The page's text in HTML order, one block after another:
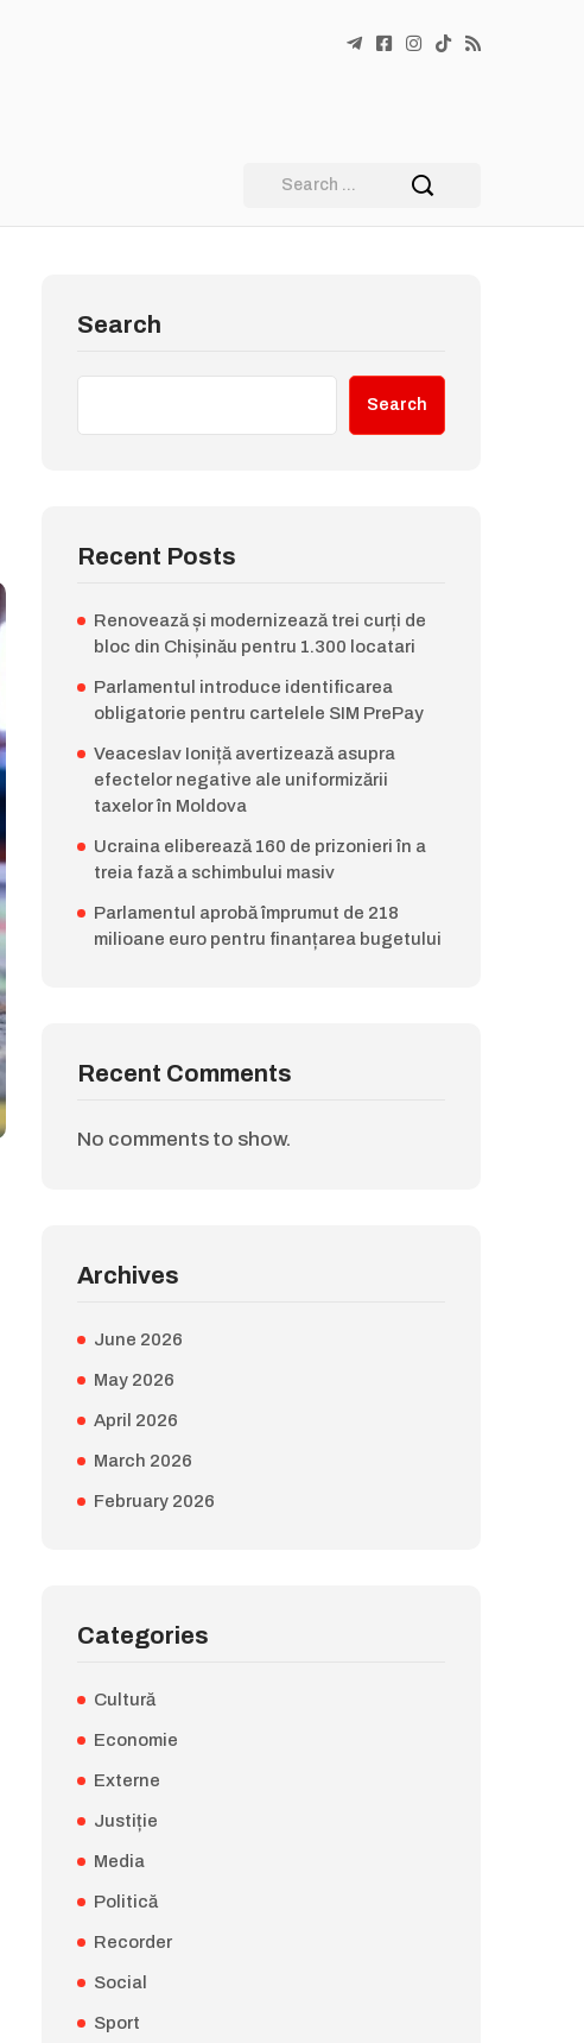
Search
Search
Recent Posts
Renovează și modernizează trei curți de
bloc din Chișinău pentru 1.300 locatari
Parlamentul introduce identificarea
obligatorie pentru cartelele SIM PrePay
Veaceslav Ioniță avertizează asupra
efectelor negative ale uniformizării
taxelor în Moldova
Ucraina eliberează 160 de prizonieri în a
treia fază a schimbului masiv
Parlamentul aprobă împrumut de 218
milioane euro pentru finanțarea bugetului
Recent Comments
No comments to show.
Archives
June 2026
May 2026
April 2026
March 2026
February 2026
Categories
Cultură
Economie
Externe
Justiție
Media
Politică
Recorder
Social
Sport